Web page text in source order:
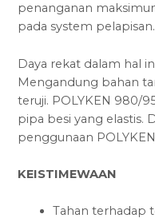
penanganan
pada system pelapisan.
Daya rekat dalam hal
Mengandung bahan
teruji. POLYKEN 980/
pipa besi yang elastis.
penggunaan POLYKEN
KEISTIMEWAAN
Tahan terhadap